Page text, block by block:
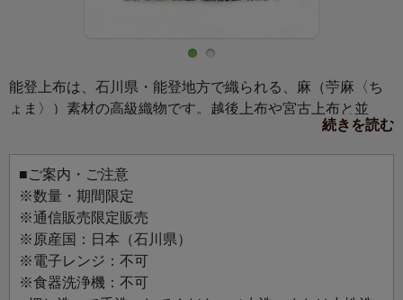
能登上布は、石川県・能登地方で織られる、麻（苧麻〈ち
ょま〉）素材の高級織物です。越後上布や宮古上布と並
ぶ、日本三大上布の一つとして知られています。石川県羽
咋市にある山﨑麻織物工房は、創業約130年。能登上布の伝
統技術を受け継ぐ、唯一の織元です。江戸時代から続く麻
織物の技法を守りながら、手織りで仕上げるという希少な
布づくりを続けています。 自然素材ならではの風合い、透
けるような美しさ、涼やかな肌ざわりが魅力で、夏の着物
や小物として親しまれてきました。手間を惜しまぬものづ
くりと、能登の風土を映す上質な布は、静かに私たちの暮
続きを読む
■ご案内・ご注意
※数量・期間限定
※通信販売限定販売
※原産国：日本（石川県）
※電子レンジ：不可
※食器洗浄機：不可